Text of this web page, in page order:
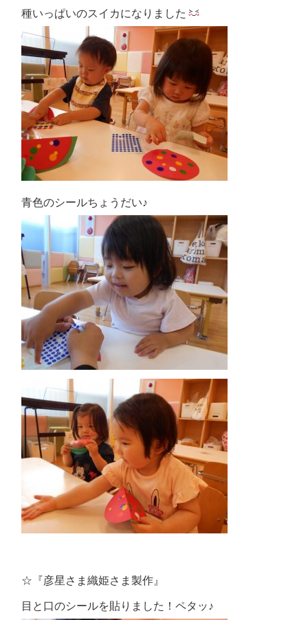
種いっぱいのスイカになりました
青色のシールちょうだい♪
☆『彦星さま織姫さま製作』
目と口のシールを貼りました！ペタッ♪